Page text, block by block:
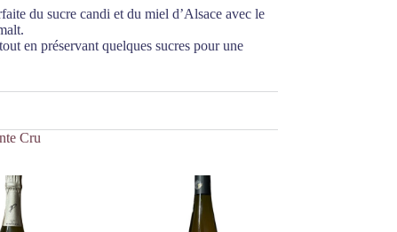
du sucre candi et du miel d’Alsace avec le
en préservant quelques sucres pour une
Cru